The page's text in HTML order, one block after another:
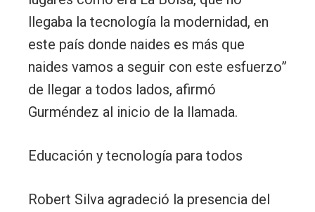
llegaba la tecnología la modernidad, en
este país donde naides es más que
naides vamos a seguir con este esfuerzo”
de llegar a todos lados, afirmó
Gurméndez al inicio de la llamada.
Educación y tecnología para todos
Robert Silva agradeció la presencia del